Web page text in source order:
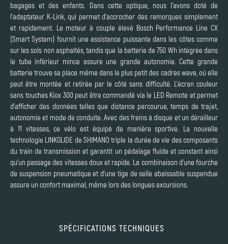
bagages et des enfants. Dans cette optique, nous l’avons doté de
l’adaptateur K-Link, qui permet d’accrocher des remorques simplement
et rapidement. Le moteur à couple élevé Bosch Performance Line CX
(Smart System) fournit une assistance puissante dans les côtes comme
sur les sols non asphaltés, tandis que la batterie de 750 Wh intégrée dans
le tube inférieur mince assure une grande autonomie. Cette grande
batterie trouve sa place même dans le plus petit des cadres wave, où elle
peut être montée et retirée par le côté sans difficulté. L’écran couleur
sans touches Kiox 300 peut être commandé via le LED Remote et permet
d’afficher des données telles que distance parcourue, temps de trajet,
autonomie et mode de conduite. Avec des freins à disque et un dérailleur
à 11 vitesses, ce vélo est équipé de manière sportive. La nouvelle
technologie LINKGLIDE de SHIMANO triple la durée de vie des composants
du train de transmission et garantit un pédalage fluide et constant ainsi
qu’un passage des vitesses doux et rapide. La combinaison d’une fourche
de suspension pneumatique et d’une tige de selle abaissable suspendue
assure un confort maximal, même lors des longues excursions.
SPÉCIFICATIONS TECHNIQUES